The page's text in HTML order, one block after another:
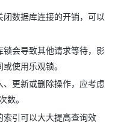
数据库连接的开销，可以
会导致其他请求等待，影
使用乐观锁。
更新或删除操作，应考虑
数。
索引可以大大提高查询效